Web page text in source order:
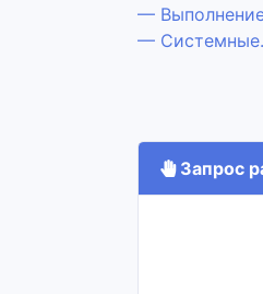
— Выполнение
— Системные.
Запрос